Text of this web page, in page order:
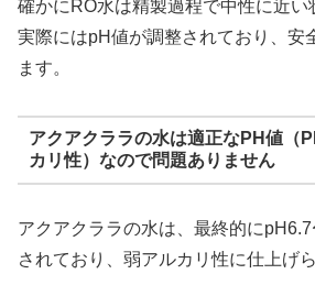
確かにRO水は精製過程で中性に近い
実際にはpH値が調整されており、安
ます。
アクアクララの水は適正なPH値（
カリ性）なので問題ありません
アクアクララの水は、最終的に
されており、弱アルカリ性に仕上げ